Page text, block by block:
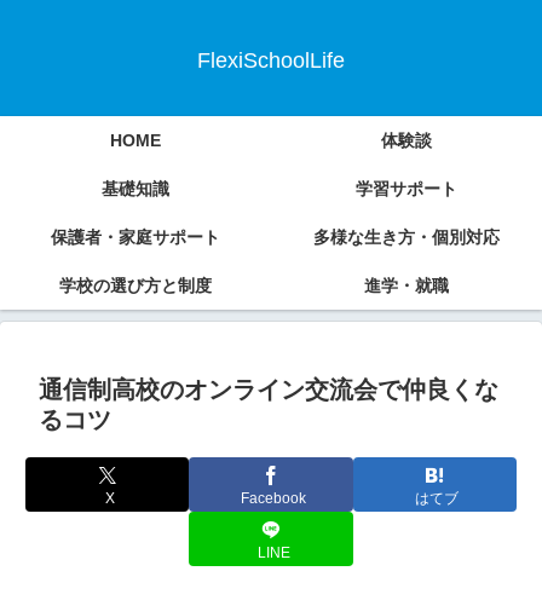
FlexiSchoolLife
HOME 体験談
基礎知識 学習サポート
保護者・家庭サポート 多様な生き方・個別対応
学校の選び方と制度 進学・就職
通信制高校のオンライン交流会で仲良くな
るコツ
X Facebook はてブ
LINE